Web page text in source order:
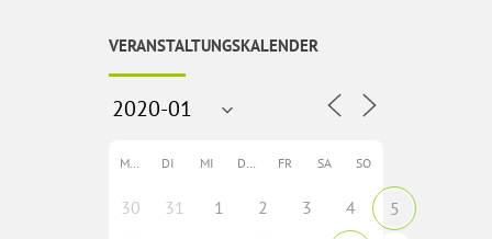
VERANSTALTUNGSKALENDER
MO DI MI DO FR SA SO
30 31 1 2 3 4
5